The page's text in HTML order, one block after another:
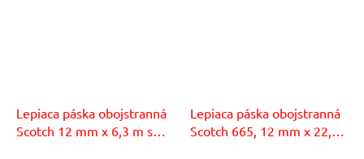
Lepiaca páska obojstranná
Scotch 12 mm x 6,3 m s
Lepiaca páska obojstranná
Scotch 665, 12 mm x 22,8